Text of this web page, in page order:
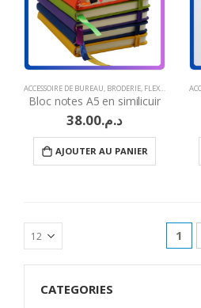
ACCESSOIRE DE BUREAU, BRODERIE, FLEX,
Bloc notes A5 en similicuir
د.م.38.00
AJOUTER AU PANIER
1
CATEGORIES